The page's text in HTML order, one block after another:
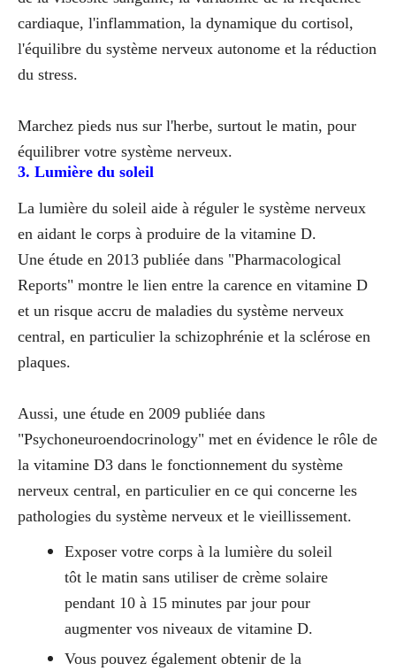
cardiaque, l'inflammation, la dynamique du cortisol,
l'équilibre du système nerveux autonome et la réduction
du stress.
Marchez pieds nus sur l'herbe, surtout le matin, pour
équilibrer votre système nerveux.
3. Lumière du soleil
La lumière du soleil aide à réguler le système nerveux
en aidant le corps à produire de la vitamine D.
Une étude en 2013 publiée dans "Pharmacological
Reports" montre le lien entre la carence en vitamine D
et un risque accru de maladies du système nerveux
central, en particulier la schizophrénie et la sclérose en
plaques.
Aussi, une étude en 2009 publiée dans
"Psychoneuroendocrinology" met en évidence le rôle de
la vitamine D3 dans le fonctionnement du système
nerveux central, en particulier en ce qui concerne les
pathologies du système nerveux et le vieillissement.
Exposer votre corps à la lumière du soleil
tôt le matin sans utiliser de crème solaire
pendant 10 à 15 minutes par jour pour
augmenter vos niveaux de vitamine D.
Vous pouvez également obtenir de la